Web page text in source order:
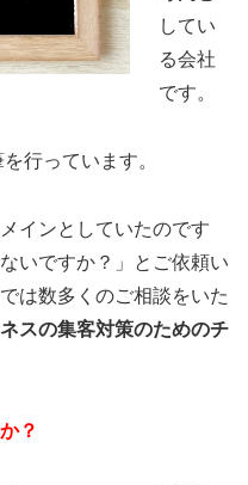
してい
る会社
です。
行っています。
インとしていたのです
いですか？」とご依頼い
は数多くのご相談をいた
スの集客対策のためのチ
？